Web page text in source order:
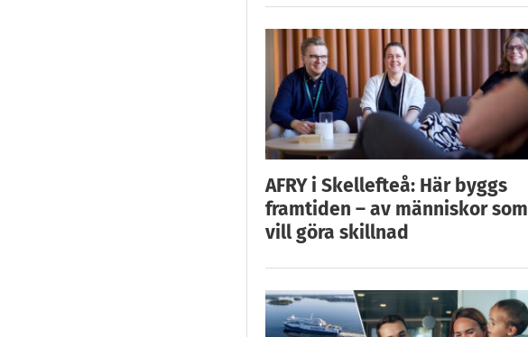
AFRY i Skellefteå: Här byggs
framtiden – av människor som
vill göra skillnad